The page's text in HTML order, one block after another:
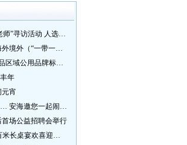
第十届晋江市“我最喜爱的老师”寻访活动 人选推荐火热进行中 快来“秀”您最喜爱的老师
全国博士后创新创业大赛 海外境外（“一带一路”）赛七大赛道等你来战
最高奖金3万元 晋江市农产品区域公用品牌标识Logo及特色农产品包装设计征集活动正式启动
年
宵
攻炮城、猜灯谜、赏花灯…… 安海邀您一起闹元宵
场公益招聘会举行
【网络中国节•春节】梧林百米长桌宴欢喜迎新春